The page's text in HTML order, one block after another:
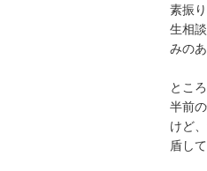
素振
生相
みの
とこ
半前
けど
盾し